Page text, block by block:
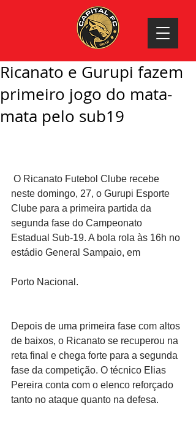
Ricanato e Gurupi fazem
primeiro jogo do mata-
mata pelo sub19
neste domingo, 27, o Gurupi Esporte
Clube para a primeira partida da
segunda fase do Campeonato
Estadual Sub-19. A bola rola às 16h no
estádio General Sampaio, em
Porto Nacional.
Depois de uma primeira fase com altos
de baixos, o Ricanato se recuperou na
reta final e chega forte para a segunda
fase da competição. O técnico Elias
Pereira conta com o elenco reforçado
tanto no ataque quanto na defesa.